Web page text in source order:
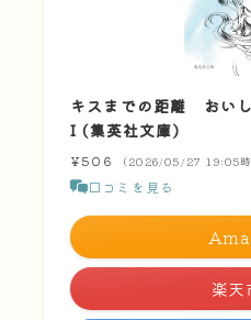
キスまでの距離 おい
I (集英社文庫)
¥506 （2026/05/27 19:05
口コミを見る
楽天